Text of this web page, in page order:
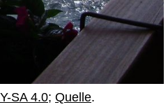
SA 4.0; Quelle.